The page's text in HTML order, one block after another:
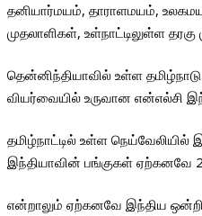
தனியார்மயம், தாராளமயம்,
முதலாளிகள், உள்நாட்டிலுள்ள
தென்னிந்தியாவில் உள்ள
வியர்வையில் உருவான என்எல்சி
தமிழ்நாட்டில் உள்ள நெய்வேலியில்
இந்தியாவின் பங்குகள் ஏற்கனவே
என்றாலும் ஏற்கனவே இந்திய